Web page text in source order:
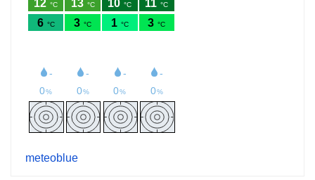
meteoblue